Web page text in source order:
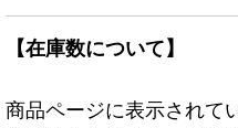
【在庫数について】
商品ページに表示されて